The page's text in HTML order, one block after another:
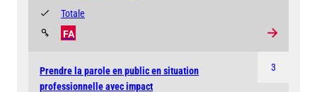
FA
Totale
3
Prendre la parole en public en situation
professionnelle avec impact